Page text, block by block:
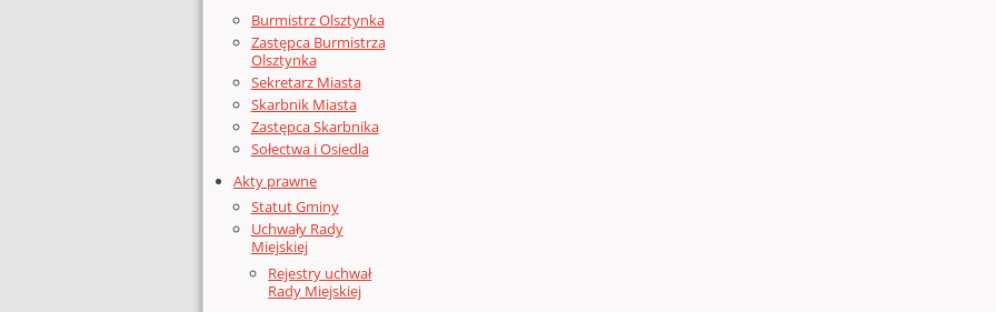
Burmistrz Olsztynka
Zastępca Burmistrza
Olsztynka
Sekretarz Miasta
Skarbnik Miasta
Zastępca Skarbnika
Sołectwa i Osiedla
Akty prawne
Statut Gminy
Uchwały Rady
Miejskiej
Rejestry uchwał
Rady Miejskiej